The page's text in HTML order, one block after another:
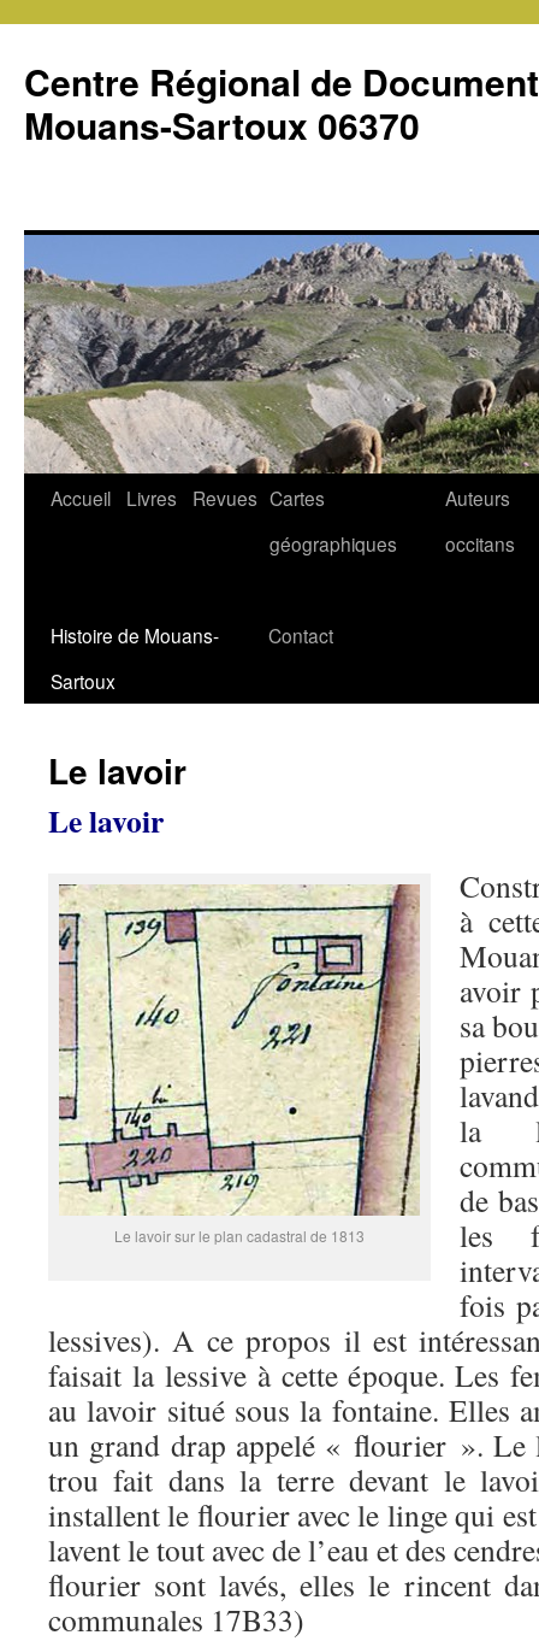
Centre Régional de
Mouans-Sartoux 06370
Accueil Livres Revues Cartes
géographiques
Auteurs
occitans
Histoire de Mouans-
Sartoux
Contact
Le lavoir
Le lavoir
Le lavoir sur le plan cadastral de 1813
à
avoir
sa
la
de
les
fois
lessives). A ce propos il est
faisait la lessive à cette époque. Les
au lavoir situé sous la fontaine. Elles
un grand drap appelé « flourier ». Le
trou fait dans la terre devant le
installent le flourier avec le linge qui
lavent le tout avec de l’eau et des
flourier sont lavés, elles le rincent
communales 17B33)